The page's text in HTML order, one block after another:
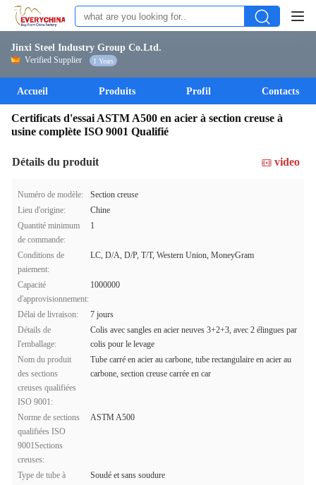
Jinxi Steel Industry Group Co.Ltd.
Verified Supplier 1 Years
Accueil Produits Profil Contacts
Certificats d'essai ASTM A500 en acier à section creuse à
usine complète ISO 9001 Qualifié
Détails du produit video
Numéro de modèle:
Section creuse
Lieu d'origine:
Chine
Quantité minimum
de commande:
1
Conditions de
paiement:
LC, D/A, D/P, T/T, Western Union, MoneyGram
Capacité
d'approvisionnement:
1000000
Délai de livraison:
7 jours
Détails de
l'emballage:
Colis avec sangles en acier neuves 3+2+3, avec 2 élingues par
colis pour le levage
Nom du produit
des sections
creuses qualifiées
ISO 9001:
Tube carré en acier au carbone, tube rectangulaire en acier au
carbone, section creuse carrée en car
Norme de sections
qualifiées ISO
9001Sections
creuses:
ASTM A500
Type de tube à
Soudé et sans soudure